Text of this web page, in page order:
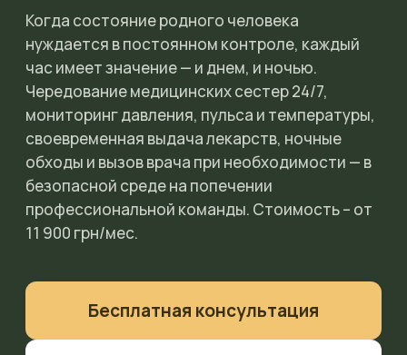
Когда состояние родного человека
нуждается в постоянном контроле, каждый
час имеет значение — и днем, и ночью.
Чередование медицинских сестер 24/7,
мониторинг давления, пульса и температуры,
своевременная выдача лекарств, ночные
обходы и вызов врача при необходимости — в
безопасной среде на попечении
профессиональной команды. Стоимость – от
11 900 грн/мес.
Бесплатная консультация